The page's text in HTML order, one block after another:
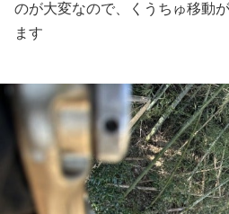
のが大変なので、くうちゅ移動
ます